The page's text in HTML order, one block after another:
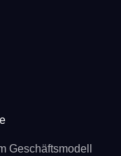
Geschäftsmodell